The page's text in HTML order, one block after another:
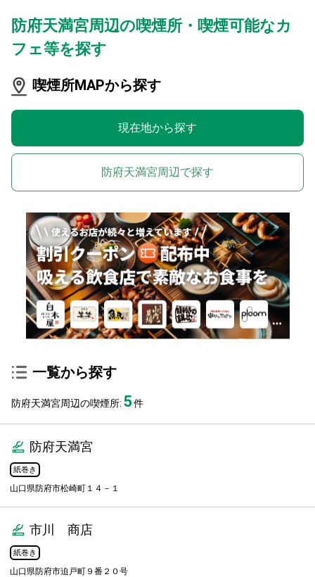
防府天満宮周辺の喫煙所・喫煙可能なカ
フェ等を探す
喫煙所MAPから探す
現在地から探す
防府天満宮周辺で探す
一覧から探す
防府天満宮周辺の喫煙所: 5件
防府天満宮
紙巻き
山口県防府市松崎町１４－１
市川 商店
紙巻き
山口県防府市迫戸町９番２０号